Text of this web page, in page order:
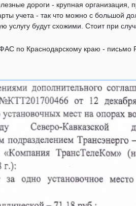
дороги - крупная организация,
учета - так что можно с большой
будут схожими. Стоит при
по Краснодарскому краю - письмо